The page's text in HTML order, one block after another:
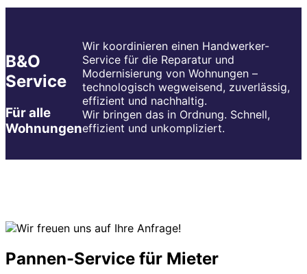
B&O
Service
Für alle
Wohnungen
Wir koordinieren einen Handwerker-
Service für die Reparatur und
Modernisierung von Wohnungen –
technologisch wegweisend, zuverlässig,
effizient und nachhaltig.
Wir bringen das in Ordnung. Schnell,
effizient und unkompliziert.
Pannen-Service für Mieter